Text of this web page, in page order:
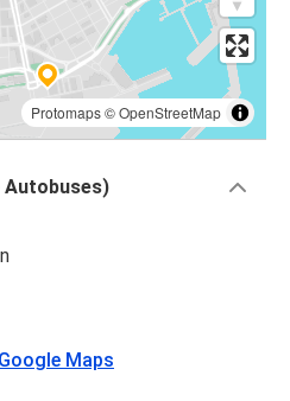
Protomaps©OpenStreetMap
Autobuses)
Maps